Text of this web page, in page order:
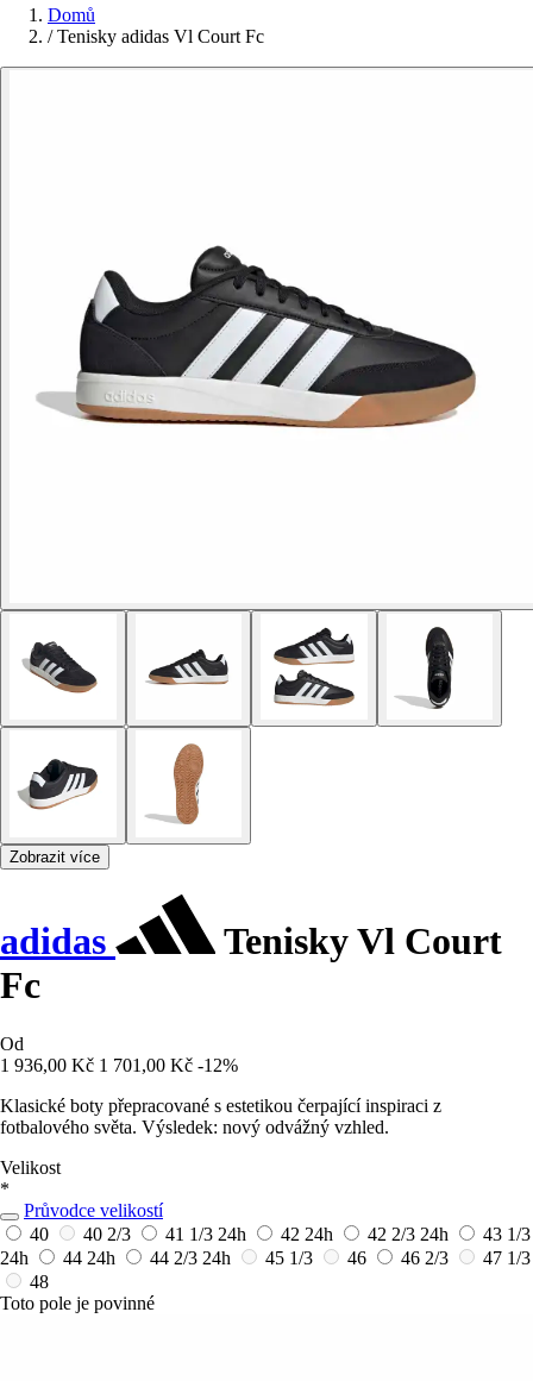
Domů
/ Tenisky adidas Vl Court Fc
Zobrazit více
adidas
Tenisky Vl Court
Fc
Od
1 936,00 Kč 1 701,00 Kč -12%
Klasické boty přepracované s estetikou čerpající inspiraci z
fotbalového světa. Výsledek: nový odvážný vzhled.
Velikost
*
Průvodce velikostí
40
40 2/3 41 1/3 24h 42 24h 42 2/3 24h
43 1/3
24h
44 24h 44 2/3 24h 45 1/3 46 46 2/3
47 1/3
48
Toto pole je povinné